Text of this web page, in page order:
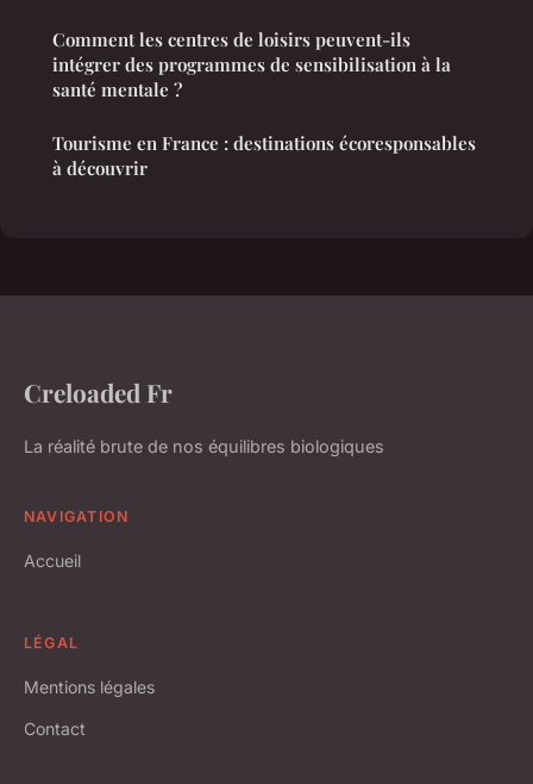
Comment les centres de loisirs peuvent-ils
intégrer des programmes de sensibilisation à la
santé mentale ?
Tourisme en France : destinations écoresponsables
à découvrir
Creloaded Fr
La réalité brute de nos équilibres biologiques
NAVIGATION
Accueil
LÉGAL
Mentions légales
Contact